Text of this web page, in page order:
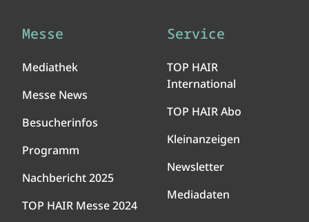
Messe
Mediathek
Messe News
Besucherinfos
Programm
Nachbericht 2025
TOP HAIR Messe 2024
Service
TOP HAIR
International
TOP HAIR Abo
Kleinanzeigen
Newsletter
Mediadaten